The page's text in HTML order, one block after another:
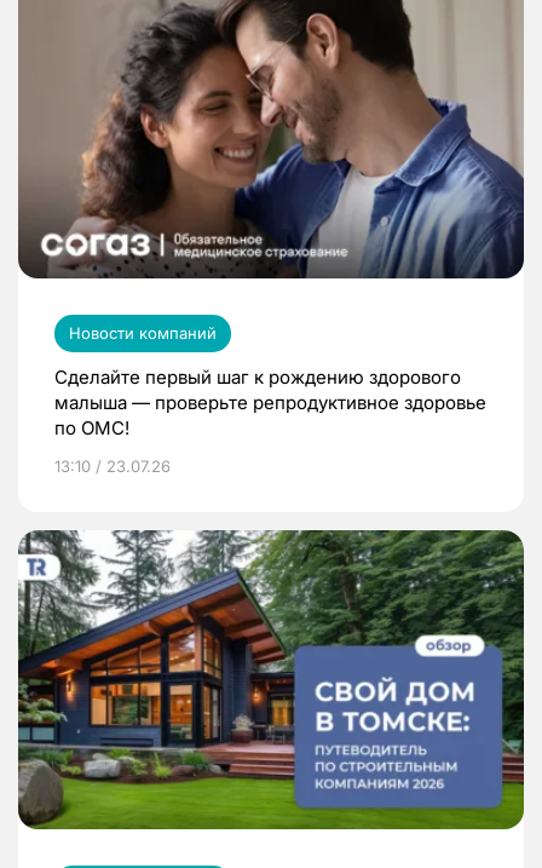
Новости компаний
Сделайте первый шаг к рождению здорового
малыша — проверьте репродуктивное здоровье
по ОМС!
13:10 / 23.07.26